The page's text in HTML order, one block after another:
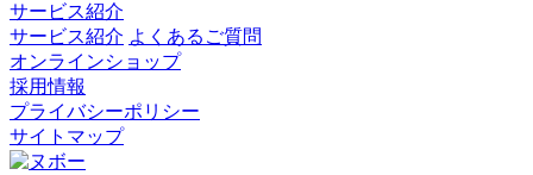
サービス紹介
サービス紹介 よくあるご質問
オンラインショップ
採用情報
プライバシーポリシー
サイトマップ